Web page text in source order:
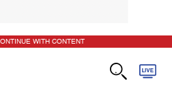
WITH CONTENT